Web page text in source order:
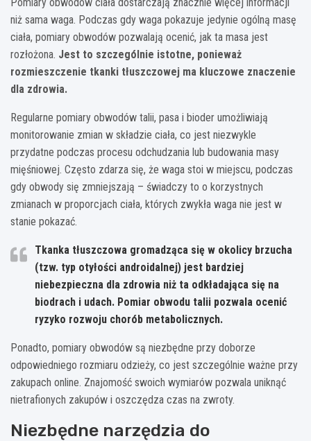
niż sama waga. Podczas gdy waga pokazuje jedynie ogólną masę
ciała, pomiary obwodów pozwalają ocenić, jak ta masa jest
rozłożona. Jest to szczególnie istotne, ponieważ
rozmieszczenie tkanki tłuszczowej ma kluczowe znaczenie
dla zdrowia.
Regularne pomiary obwodów talii, pasa i bioder umożliwiają
monitorowanie zmian w składzie ciała, co jest niezwykle
przydatne podczas procesu odchudzania lub budowania masy
mięśniowej. Często zdarza się, że waga stoi w miejscu, podczas
gdy obwody się zmniejszają – świadczy to o korzystnych
zmianach w proporcjach ciała, których zwykła waga nie jest w
stanie pokazać.
Tkanka tłuszczowa gromadząca się w okolicy brzucha
(tzw. typ otyłości androidalnej) jest bardziej
niebezpieczna dla zdrowia niż ta odkładająca się na
biodrach i udach. Pomiar obwodu talii pozwala ocenić
ryzyko rozwoju chorób metabolicznych.
Ponadto, pomiary obwodów są niezbędne przy doborze
odpowiedniego rozmiaru odzieży, co jest szczególnie ważne przy
zakupach online. Znajomość swoich wymiarów pozwala uniknąć
nietrafionych zakupów i oszczędza czas na zwroty.
Niezbędne narzędzia do